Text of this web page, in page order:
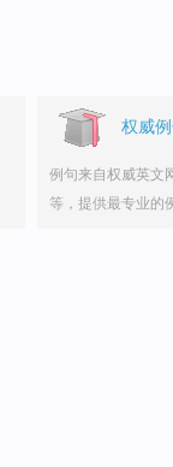
权威
例句来自权威英文
等，提供最专业的